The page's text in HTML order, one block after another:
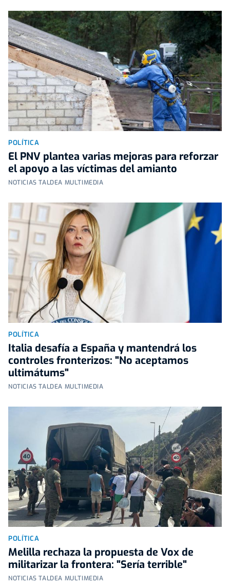
POLÍTICA
El PNV plantea varias mejoras para reforzar
el apoyo a las víctimas del amianto
NOTICIAS TALDEA MULTIMEDIA
POLÍTICA
Italia desafía a España y mantendrá los
controles fronterizos: "No aceptamos
ultimátums"
NOTICIAS TALDEA MULTIMEDIA
POLÍTICA
Melilla rechaza la propuesta de Vox de
militarizar la frontera: "Sería terrible"
NOTICIAS TALDEA MULTIMEDIA